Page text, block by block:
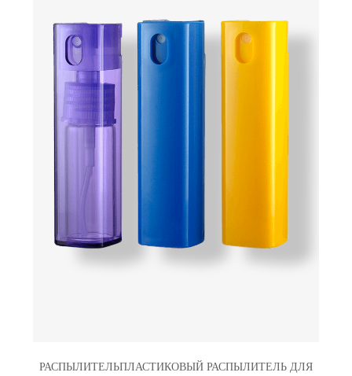
РАСПЫЛИТЕЛЬПЛАСТИКОВЫЙ РАСПЫЛИТЕЛЬ ДЛЯ